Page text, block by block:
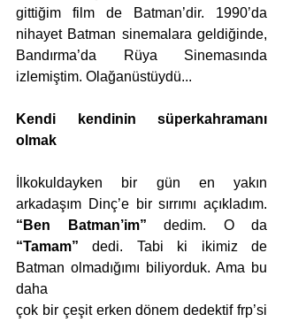
gittiğim film de Batman’dir. 1990’da
nihayet Batman sinemalara geldiğinde,
Bandırma’da Rüya Sinemasında
izlemiştim. Olağanüstüydü...
Kendi kendinin süperkahramanı
olmak
İlkokuldayken bir gün en yakın
“Ben Batman’im”
“Tamam” dedi. Tabi ki ikimiz de
Batman olmadığımı biliyorduk. Ama bu
daha
çok bir çeşit erken dönem dedektif frp’si